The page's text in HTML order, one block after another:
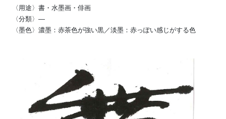
〈用途〉書・水墨画・俳画
〈分類〉―
〈墨色〉濃墨：赤茶色が強い黒／淡墨：赤っぽい感じがする色